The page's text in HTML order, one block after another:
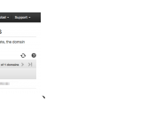
、